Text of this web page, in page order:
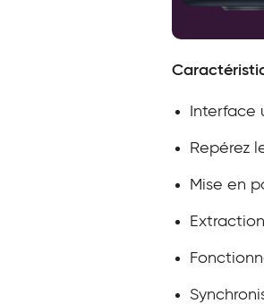
Interface
Repérez
Mise en